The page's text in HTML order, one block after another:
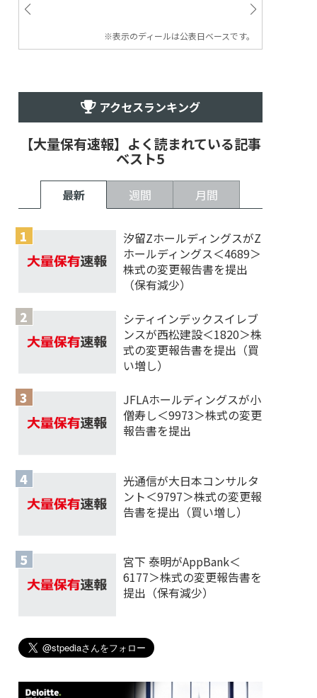
※表示のディールは公表日ベースです。
アクセスランキング
【大量保有速報】よく読まれている記事
ベスト5
最新 週間 月間
汐留ZホールディングスがZ
ホールディングス＜4689＞
株式の変更報告書を提出
（保有減少）
シティインデックスイレブ
ンスが西松建設＜1820＞株
式の変更報告書を提出（買
い増し）
JFLAホールディングスが小
僧寿し＜9973＞株式の変更
報告書を提出
光通信が大日本コンサルタ
ント＜9797＞株式の変更報
告書を提出（買い増し）
宮下 泰明がAppBank＜
6177＞株式の変更報告書を
提出（保有減少）